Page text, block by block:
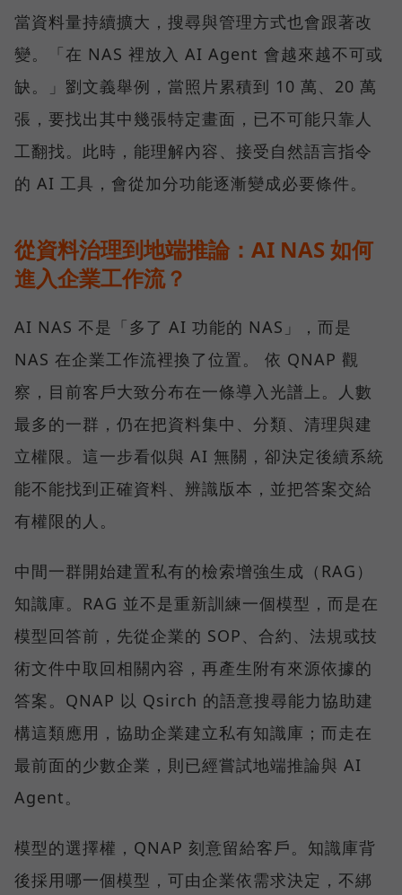
當資料量持續擴大，搜尋與管理方式也會跟著改
變。「在 NAS 裡放入 AI Agent 會越來越不可或
缺。」劉文義舉例，當照片累積到 10 萬、20 萬
張，要找出其中幾張特定畫面，已不可能只靠人
工翻找。此時，能理解內容、接受自然語言指令
的 AI 工具，會從加分功能逐漸變成必要條件。
從資料治理到地端推論：AI NAS 如何
進入企業工作流？
AI NAS 不是「多了 AI 功能的 NAS」，而是
NAS 在企業工作流裡換了位置。 依 QNAP 觀
察，目前客戶大致分布在一條導入光譜上。人數
最多的一群，仍在把資料集中、分類、清理與建
立權限。這一步看似與 AI 無關，卻決定後續系統
能不能找到正確資料、辨識版本，並把答案交給
有權限的人。
中間一群開始建置私有的檢索增強生成（RAG）
知識庫。RAG 並不是重新訓練一個模型，而是在
模型回答前，先從企業的 SOP、合約、法規或技
術文件中取回相關內容，再產生附有來源依據的
答案。QNAP 以 Qsirch 的語意搜尋能力協助建
構這類應用，協助企業建立私有知識庫；而走在
最前面的少數企業，則已經嘗試地端推論與 AI
Agent。
模型的選擇權，QNAP 刻意留給客戶。知識庫背
後採用哪一個模型，可由企業依需求決定，不綁